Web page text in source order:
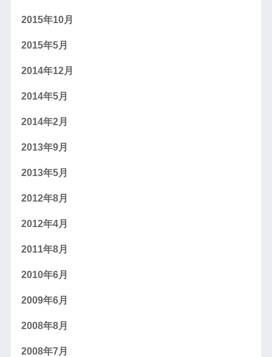
2015年10月
2015年5月
2014年12月
2014年5月
2014年2月
2013年9月
2013年5月
2012年8月
2012年4月
2011年8月
2010年6月
2009年6月
2008年8月
2008年7月